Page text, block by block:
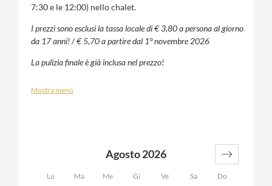
7:30 e le 12:00) nello chalet.
I prezzi sono esclusi la tassa locale di € 3,80 a persona al giorno
da 17 anni! / € 5,70 a partire dal 1° novembre 2026
La pulizia finale è già inclusa nel prezzo!
Mostra meno
Lu Ma Me Gi Ve Sa Do
Agosto 2026